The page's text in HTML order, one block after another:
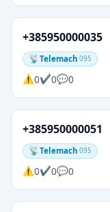
+385950000035
Telemach 095
0 0 0
+385950000051
Telemach 095
0 0 0